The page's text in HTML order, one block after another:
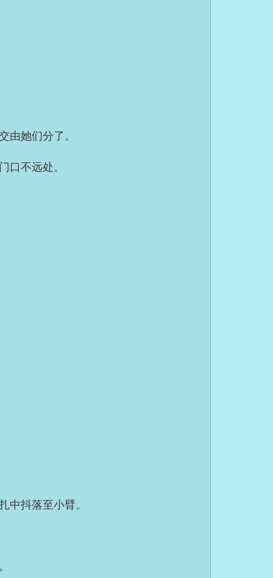
她们分了。
不远处。
抖落至小臂。